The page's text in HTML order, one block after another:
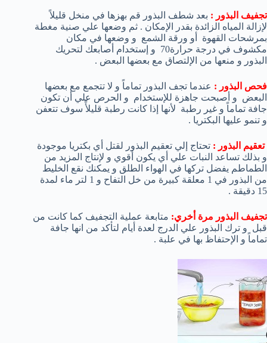
تجفيف البذور : بعد شطف البذور قم بهزها في منخل قليلاً
لإزالة المياه الزائدة بقدر الإمكان . ثم وضعها علي صنية مغطة
بمرشحات القهوة أو ورقة الشمع و وضعها في مكان
مكشوف في درجة حرارة70 و إستخدام أصابعك لتحريك
البذور و منعها من الإلتصاق مع بعضها البعض .
فحص البذور : عندما تجف البذور تماماً و لا تتجمع مع بعضها
البعض و أصبحت جاهزة للإستخدام و الحرص علي أن تكون
جافة تماماً و غير رطبة لأنها إذا كانت رطبة قليلأً سوف تتعفن
و تنمو عليها البكتريا .
تعقيم البذور : تحتاج إلي تعقيم البذور لقتل أي بكتريا موجودة
و بذلك تساعد النبات علي أي يكون أقوي و لإنتاج المزيد من
الطماطم يفضل تركها في الهواء الطلق و يمكنك نقع الخليط
من البذور في 1 معلقة كبيرة من خل التفاح و 1 لتر ماء لمدة
15 دقيقة .
تجفيف البذور مرة أخري: متابعة عملية التجفيف كما كانت من
قبل و ترك البذور علي الدرج لعدة أيام لتأكد من انها جافة
تماماً و الإحتفاظ بها في علبة .